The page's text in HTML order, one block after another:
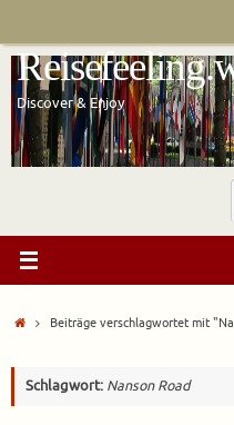
springen
Discover & Enjoy
StartBeiträge verschlagwortet mit
Schlagwort: Nanson Road